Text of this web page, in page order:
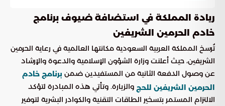
ريادة المملكة في استضافة ضيوف برنامج
خادم الحرمين الشريفين
تُرسخ المملكة العربية السعودية مكانتها العالمية في رعاية الحرمين
الشريفين، حيث أعلنت وزارة الشؤون الإسلامية والدعوة والإرشاد
عن وصول الدفعة الثانية من المستفيدين ضمن برنامج خادم
الحرمين الشريفين للحج والزيارة. وتأتي هذه المبادرة لتؤكد
الالتزام المستمر بتسخير الطاقات التقنية والكوادر البشرية لتوفير